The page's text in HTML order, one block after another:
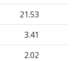
21.53
3.41
2.02